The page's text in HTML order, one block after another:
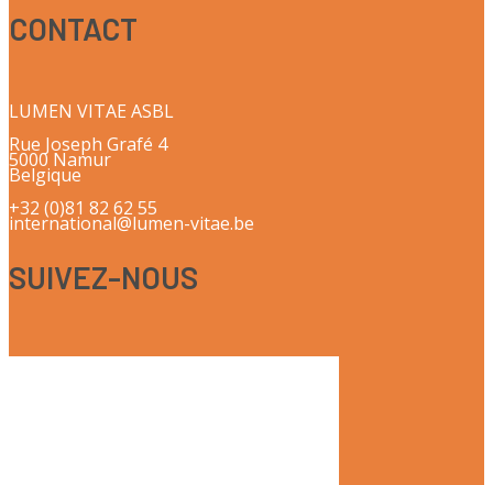
CONTACT
LUMEN VITAE ASBL
Rue Joseph Grafé 4
5000 Namur
Belgique
+32 (0)81 82 62 55
international@lumen-vitae.be
SUIVEZ-NOUS